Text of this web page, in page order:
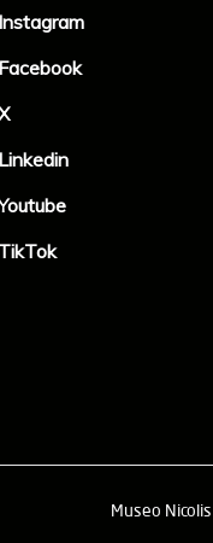
Instagram
Facebook
Linkedin
TikTok
Museo